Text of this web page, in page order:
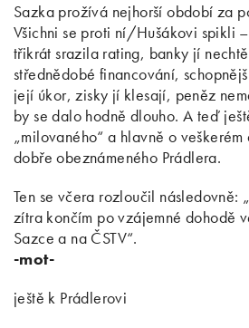
Sazka prožívá nejhorší období za
Všichni se proti ní/Hušákovi spikli
třikrát srazila rating, banky jí
střednědobé financování,
její úkor, zisky jí klesají, peněz
by se dalo hodně dlouho. A teď
„milovaného“ a hlavně o
dobře obeznámeného Prádlera.
Ten se včera rozloučil následovně:
zítra končím po vzájemné dohodě
Sazce a na ČSTV“.
-mot-
ještě k Prádlerovi